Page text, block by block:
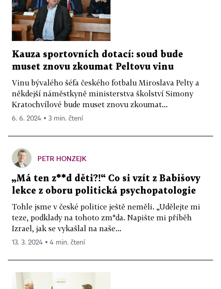
Kauza sportovních dotací: soud bude
muset znovu zkoumat Peltovu vinu
Vinu bývalého šéfa českého fotbalu Miroslava Pelty a
někdejší náměstkyně ministerstva školství Simony
Kratochvílové bude muset znovu zkoumat...
6. 6. 2024 ▪ 3 min. čtení
PETR HONZEJK
„Má ten z**d děti?!“ Co si vzít z Babišovy
lekce z oboru politická psychopatologie
Tohle jsme v české politice ještě neměli. „Udělejte mi
teze, podklady na tohoto zm*da. Napište mi příběh
Izrael, jak se vykašlal na naše...
13. 3. 2024 ▪ 4 min. čtení